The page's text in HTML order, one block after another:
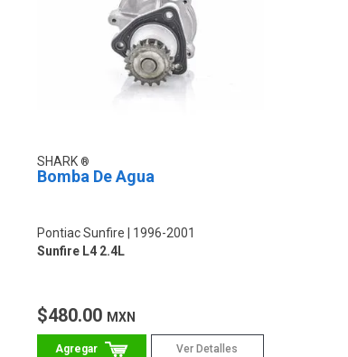
SHARK
Bomba De Agua
Pontiac Sunfire
1996-2001
Sunfire L4 2.4L
$480.00 MXN
Ver Detalles